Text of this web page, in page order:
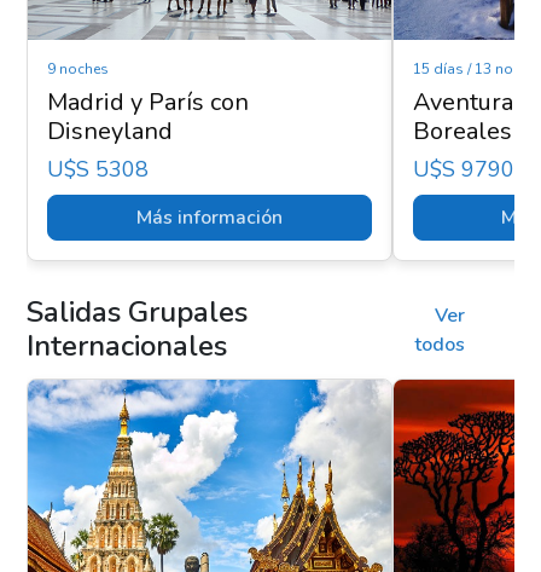
9 noches
Madrid y París con
Disneyland
U$s 5308
Más información
15 días / 13
Aventura
Boreales -
U$s 9790
Salidas Grupales
Internacionales
Ver
todos